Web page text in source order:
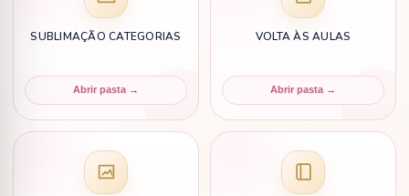
SUBLIMAÇÃO CATEGORIAS
Abrir pasta →
VOLTA ÀS AULAS
Abrir pasta →